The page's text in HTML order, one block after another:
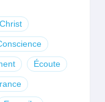
Christ
Écoute